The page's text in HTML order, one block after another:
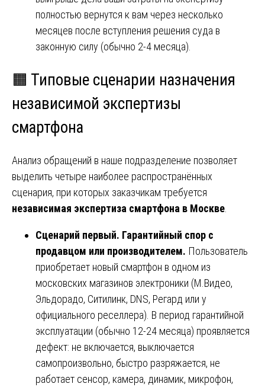
полностью вернутся к вам через несколько
месяцев после вступления решения суда в
законную силу (обычно 2-4 месяца).
🟧 Типовые сценарии назначения
независимой экспертизы
смартфона
Анализ обращений в наше подразделение позволяет
выделить четыре наиболее распространённых
сценария, при которых заказчикам требуется
независимая экспертиза смартфона в Москве
Сценарий первый. Гарантийный спор с
продавцом или производителем. Пользователь
приобретает новый смартфон в одном из
московских магазинов электроники (М.Видео,
Эльдорадо, Ситилинк, DNS, Регард или у
официального реселлера). В период гарантийной
эксплуатации (обычно 12-24 месяца) проявляется
дефект: не включается, выключается
самопроизвольно, быстро разряжается, не
работает сенсор, камера, динамик, микрофон,